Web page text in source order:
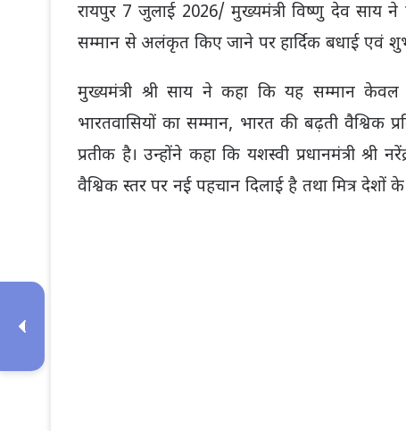
रायपुर 7 जुलाई 2026/ मुख्यमंत्री विष्णु देव साय ने
सम्मान से अलंकृत किए जाने पर हार्दिक बधाई एवं
मुख्यमंत्री श्री साय ने कहा कि यह सम्मान केवल
भारतवासियों का सम्मान, भारत की बढ़ती वैश्विक
प्रतीक है। उन्होंने कहा कि यशस्वी प्रधानमंत्री श्री
वैश्विक स्तर पर नई पहचान दिलाई है तथा मित्र